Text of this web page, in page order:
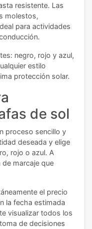
resistente. Las
molestos,
para actividades
negro, rojo y azul,
estilo
protección solar.
de sol
proceso sencillo y
deseada y elige
rojo o azul. A
marcaje que
el precio
la fecha estimada
visualizar todos los
de decisiones